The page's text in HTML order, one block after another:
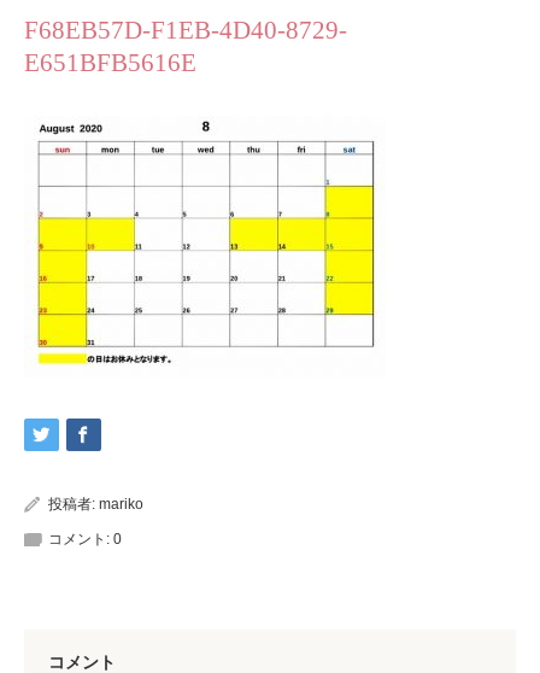
F68EB57D-F1EB-4D40-8729-
E651BFB5616E
投稿者: mariko
コメント: 0
コメント